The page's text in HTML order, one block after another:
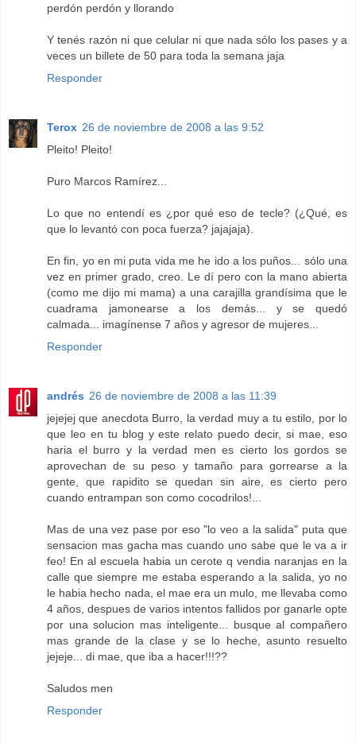
perdón perdón y llorando
Y tenés razón ni que celular ni que nada sólo los pases y a
veces un billete de 50 para toda la semana jaja
Responder
Terox 26 de noviembre de 2008 a las 9:52
Pleito! Pleito!
Puro Marcos Ramírez...
Lo que no entendí es ¿por qué eso de tecle? (¿Qué, es
que lo levantó con poca fuerza? jajajaja).
En fin, yo en mi puta vida me he ido a los puños... sólo una
vez en primer grado, creo. Le dí pero con la mano abierta
(como me dijo mi mama) a una carajilla grandísima que le
cuadrama jamonearse a los demás... y se quedó
calmada... imagínense 7 años y agresor de mujeres...
Responder
andrés 26 de noviembre de 2008 a las 11:39
jejejej que anecdota Burro, la verdad muy a tu estilo, por lo
que leo en tu blog y este relato puedo decir, si mae, eso
haria el burro y la verdad men es cierto los gordos se
aprovechan de su peso y tamaño para gorrearse a la
gente, que rapidito se quedan sin aire, es cierto pero
cuando entrampan son como cocodrilos!...
Mas de una vez pase por eso "lo veo a la salida" puta que
sensacion mas gacha mas cuando uno sabe que le va a ir
feo! En al escuela habia un cerote q vendia naranjas en la
calle que siempre me estaba esperando a la salida, yo no
le habia hecho nada, el mae era un mulo, me llevaba como
4 años, despues de varios intentos fallidos por ganarle opte
por una solucion mas inteligente... busque al compañero
mas grande de la clase y se lo heche, asunto resuelto
jejeje... di mae, que iba a hacer!!!??
Saludos men
Responder